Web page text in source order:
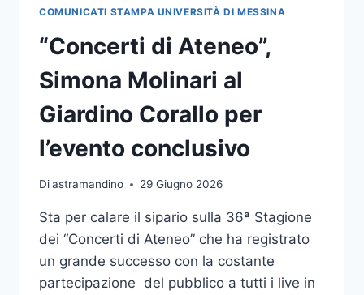
NEL
PROGETTO
“RIGENERA
SUD”
COMUNICATI STAMPA UNIVERSITÀ DI MESSINA
“Concerti di Ateneo”,
Simona Molinari al
Giardino Corallo per
l’evento conclusivo
Diastramandino 29 Giugno 2026
Sta per calare il sipario sulla 36ª Stagione
dei “Concerti di Ateneo” che ha registrato
un grande successo con la costante
partecipazione del pubblico a tutti i live in